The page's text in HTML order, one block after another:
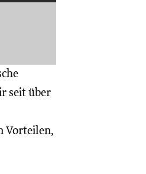
seit über
Vorteilen,